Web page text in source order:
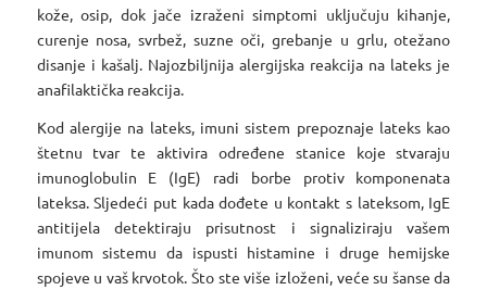
kože, osip, dok jače izraženi simptomi uključuju kihanje,
curenje nosa, svrbež, suzne oči, grebanje u grlu, otežano
disanje i kašalj. Najozbiljnija alergijska reakcija na lateks je
anafilaktička reakcija.
Kod alergije na lateks, imuni sistem prepoznaje lateks kao
štetnu tvar te aktivira određene stanice koje stvaraju
imunoglobulin E (IgE) radi borbe protiv komponenata
lateksa. Sljedeći put kada dođete u kontakt s lateksom, IgE
antitijela detektiraju prisutnost i signaliziraju vašem
imunom sistemu da ispusti histamine i druge hemijske
spojeve u vaš krvotok. Što ste više izloženi, veće su šanse da